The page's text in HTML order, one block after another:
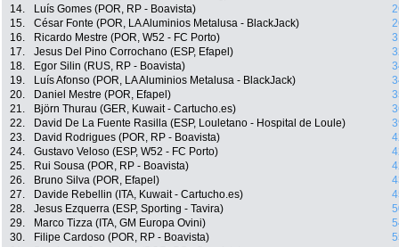
14.
Luís Gomes (POR, RP - Boavista)
15.
César Fonte (POR, LA Aluminios Metalusa - BlackJack)
16.
Ricardo Mestre (POR, W52 - FC Porto)
17.
Jesus Del Pino Corrochano (ESP, Efapel)
18.
Egor Silin (RUS, RP - Boavista)
19.
Luís Afonso (POR, LA Aluminios Metalusa - BlackJack)
20.
Daniel Mestre (POR, Efapel)
21.
Björn Thurau (GER, Kuwait - Cartucho.es)
22.
David De La Fuente Rasilla (ESP, Louletano - Hospital de Loule)
23.
David Rodrigues (POR, RP - Boavista)
24.
Gustavo Veloso (ESP, W52 - FC Porto)
25.
Rui Sousa (POR, RP - Boavista)
26.
Bruno Silva (POR, Efapel)
27.
Davide Rebellin (ITA, Kuwait - Cartucho.es)
28.
Jesus Ezquerra (ESP, Sporting - Tavira)
29.
Marco Tizza (ITA, GM Europa Ovini)
30.
Filipe Cardoso (POR, RP - Boavista)